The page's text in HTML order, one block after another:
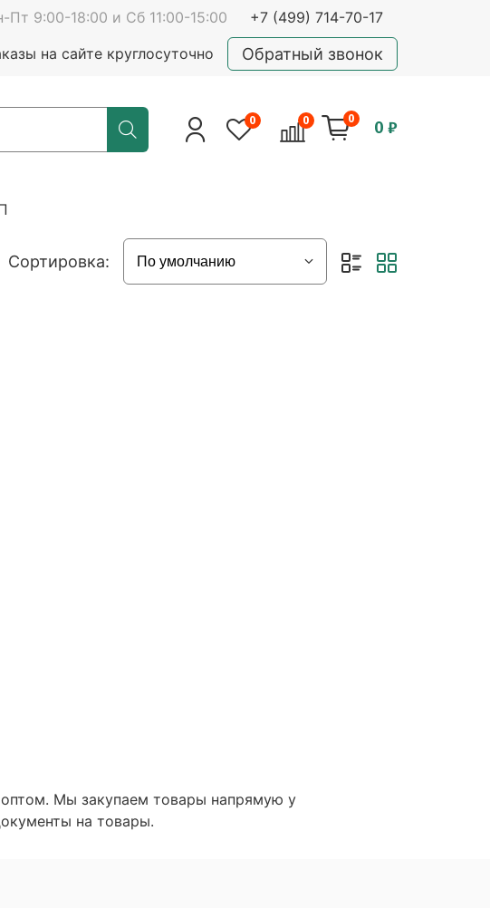
Пт 9:00-18:00 и Сб 11:00-15:00 +7 (499) 714-70-17
на сайте круглосуточно Обратный звонок
0 0 0 0 ₽
Сортировка:
Мы закупаем товары напрямую у
на товары.